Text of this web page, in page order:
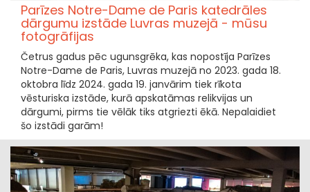
Parīzes Notre-Dame de Paris katedrāles
dārgumu izstāde Luvras muzejā - mūsu
fotogrāfijas
Četrus gadus pēc ugunsgrēka, kas nopostīja Parīzes
Notre-Dame de Paris, Luvras muzejā no 2023. gada 18.
oktobra līdz 2024. gada 19. janvārim tiek rīkota
vēsturiska izstāde, kurā apskatāmas relikvijas un
dārgumi, pirms tie vēlāk tiks atgriezti ēkā. Nepalaidiet
šo izstādi garām!